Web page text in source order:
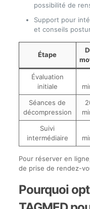
possibilité de
Support pour
et conseils
Étape
Évaluation
initiale
Séances de
décompression
Suivi
intermédiaire
Pour réserver en
de prise de rendez-
Pourquoi